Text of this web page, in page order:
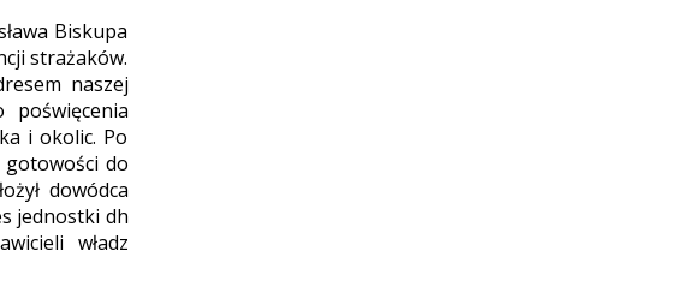
Biskupa
strażaków.
naszej
poświęcenia
i okolic. Po
gotowości do
dowódca
jednostki dh
władz